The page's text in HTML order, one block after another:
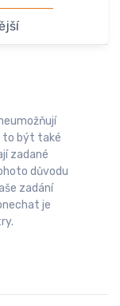
to být také
zadané
důvodu
zadání
je